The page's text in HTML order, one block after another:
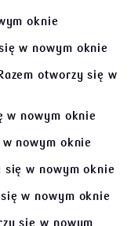
oknie
w nowym oknie
otworzy się w
w nowym oknie
nowym oknie
się w nowym oknie
w nowym oknie
się w nowym